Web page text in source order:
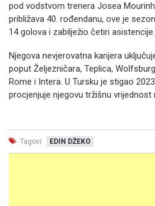
pod vodstvom trenera Josea
približava 40. rođendanu, ove je
14 golova i zabilježio četiri asistencije.
Njegova nevjerovatna karijera
poput Željezničara, Teplica,
Rome i Intera. U Tursku je stigao
procjenjuje njegovu tržišnu vrijednost
Tagovi: EDIN DŽEKO